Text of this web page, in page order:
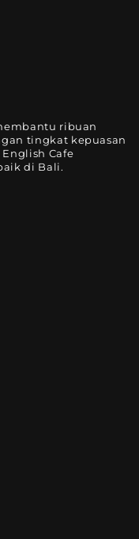
ribuan
tingkat kepuasan
Cafe
di Bali.